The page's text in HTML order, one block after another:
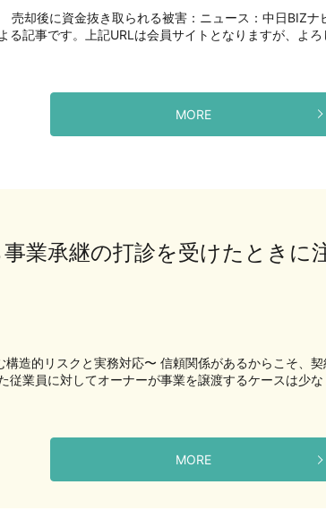
却後に資金抜き取られる被害：ニュース：中日BIZナ
る記事です。上記URLは会員サイトとなりますが、よ
MORE
業承継の打診を受けたときに
構造的リスクと実務対応〜 信頼関係があるからこそ、
従業員に対してオーナーが事業を譲渡するケースは少
MORE